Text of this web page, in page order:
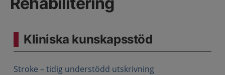
Kliniska kunskapsstöd
Stroke – tidig understödd utskrivning